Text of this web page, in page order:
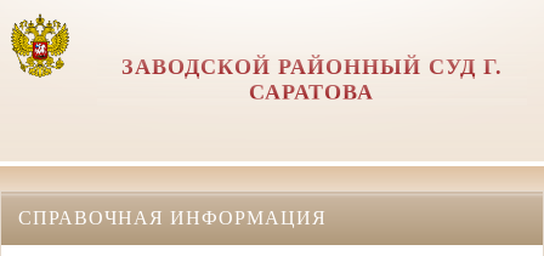
ЗАВОДСКОЙ РАЙОННЫЙ СУД Г.
САРАТОВА
СПРАВОЧНАЯ ИНФОРМАЦИЯ